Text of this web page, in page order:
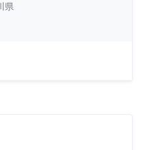
県